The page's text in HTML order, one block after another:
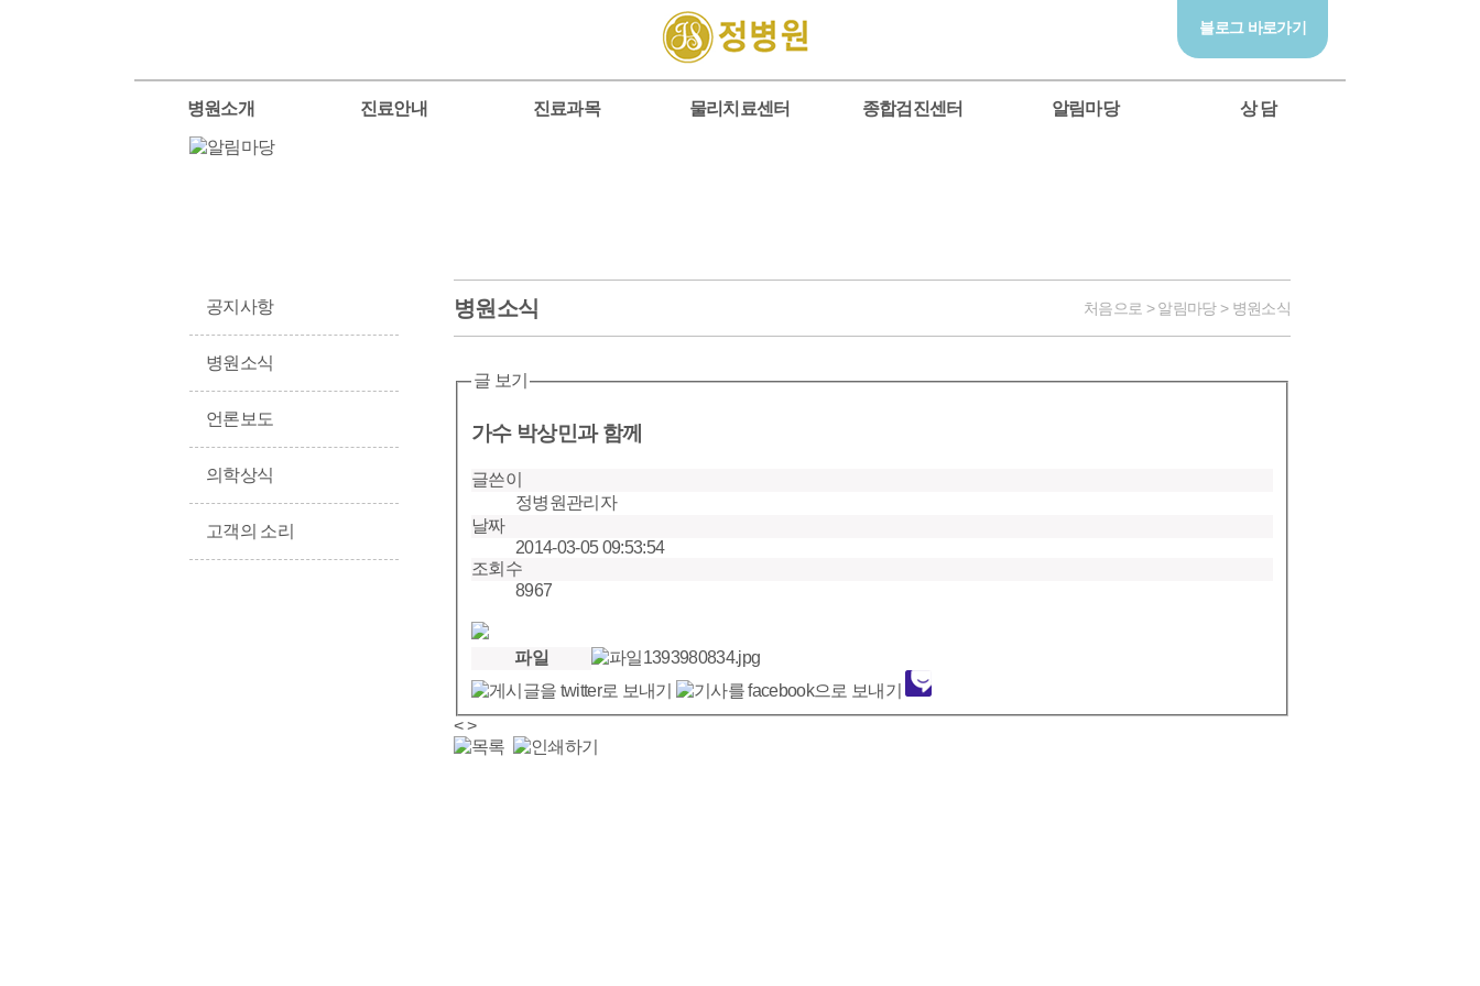
블로그 바로가기
병원소개 진료안내 진료과목 물리치료센터 종합검진센터 알림마당 상 담
공지사항
병원소식
언론보도
의학상식
고객의 소리
병원소식 처음으로 > 알림마당 > 병원소식
글 보기
가수 박상민과 함께
글쓴이
정병원관리자
날짜
2014-03-05 09:53:54
조회수
8967
파일 1393980834.jpg
< >